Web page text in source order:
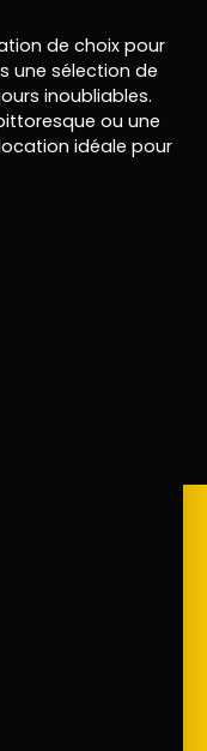
de choix pour
une sélection de
inoubliables.
ou une
idéale pour